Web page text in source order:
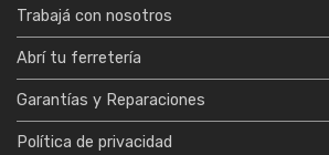
Trabajá con nosotros
Abrí tu ferretería
Garantías y Reparaciones
Política de privacidad